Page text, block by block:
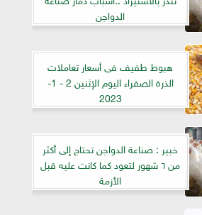
الدواجن
هبوط طفيف فى أسعار تعاملات
الذرة الصفراء اليوم الإثنين 2 - 1-
2023
خبير : صناعة الدواجن تحتاج إلى أكثر
من ٦ شهور لتعود كما كانت عليه قبل
الأزمة